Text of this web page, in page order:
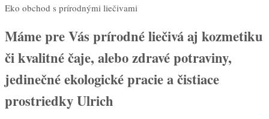
Eko obchod s prírodnými liečivami
Máme pre Vás prírodné liečivá aj kozmetiku
či kvalitné čaje, alebo zdravé potraviny,
jedinečné ekologické pracie a čistiace
prostriedky Ulrich